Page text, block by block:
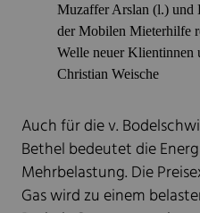
Muzaffer Arslan (l.) und
der Mobilen Mieterhilfe
Welle neuer Klientinnen
Christian Weische
Auch für die v.
Bethel bedeutet die
Mehrbelastung. Die
Gas wird zu einem